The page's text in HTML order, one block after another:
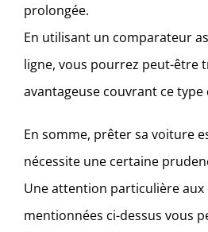
prolongée.
En utilisant un comparateur
ligne, vous pourrez peut-être
avantageuse couvrant ce type
En somme, prêter sa voiture
nécessite une certaine
Une attention particulière
mentionnées ci-dessus vous